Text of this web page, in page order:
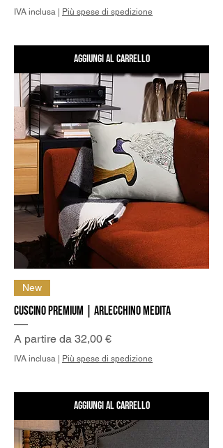
IVA inclusa Più spese di spedizione
Aggiungi al carrello
New
Cuscino Premium | Arlecchino medita
A partire da 32,00 €
Prezzo scontato
IVA inclusa | Più spese di spedizione
Aggiungi al carrello